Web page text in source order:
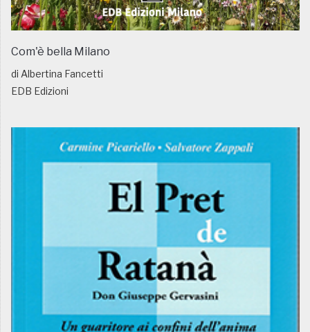
Com'è bella Milano
di Albertina Fancetti
EDB Edizioni